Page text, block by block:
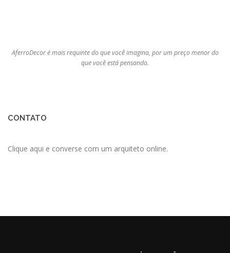
AferroDecor é mais requinte do que você imagina, por um preço menor do
que você está pensando.
CONTATO
Clique aqui e converse com um arquiteto online.